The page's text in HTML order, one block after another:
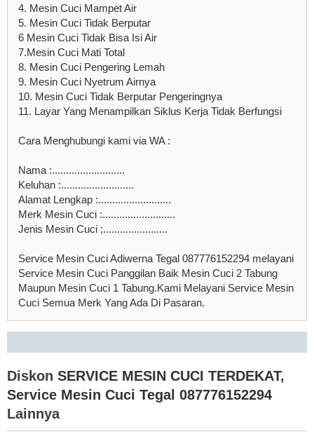
4. Mesin Cuci Mampet Air
5. Mesin Cuci Tidak Berputar
6 Mesin Cuci Tidak Bisa Isi Air
7.Mesin Cuci Mati Total
8. Mesin Cuci Pengering Lemah
9. Mesin Cuci Nyetrum Airnya
10. Mesin Cuci Tidak Berputar Pengeringnya
11. Layar Yang Menampilkan Siklus Kerja Tidak Berfungsi
Cara Menghubungi kami via WA :
Nama :..........................
Keluhan :..........................
Alamat Lengkap :..........................
Merk Mesin Cuci :..........................
Jenis Mesin Cuci ;.......................
Service Mesin Cuci Adiwerna Tegal 087776152294 melayani
Service Mesin Cuci Panggilan Baik Mesin Cuci 2 Tabung
Maupun Mesin Cuci 1 Tabung.Kami Melayani Service Mesin
Cuci Semua Merk Yang Ada Di Pasaran.
Diskon SERVICE MESIN CUCI TERDEKAT,
Service Mesin Cuci Tegal 087776152294
Lainnya